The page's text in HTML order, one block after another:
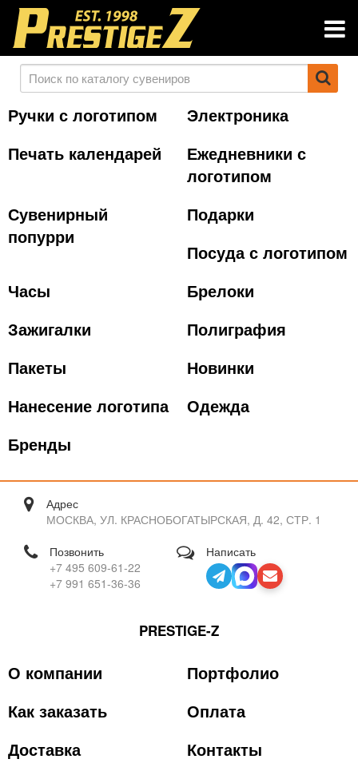
Ручки с логотипом
Электроника
Печать календарей
Ежедневники с
логотипом
Сувенирный
попурри
Подарки
Посуда с логотипом
Часы
Брелоки
Зажигалки
Полиграфия
Пакеты
Новинки
Нанесение логотипа
Одежда
Бренды
Адрес
МОСКВА, УЛ. КРАСНОБОГАТЫРСКАЯ, Д. 42, СТР. 1
Позвонить
+7 495 609-61-22
+7 991 651-36-36
Написать
PRESTIGE-Z
О компании
Портфолио
Как заказать
Оплата
Доставка
Контакты